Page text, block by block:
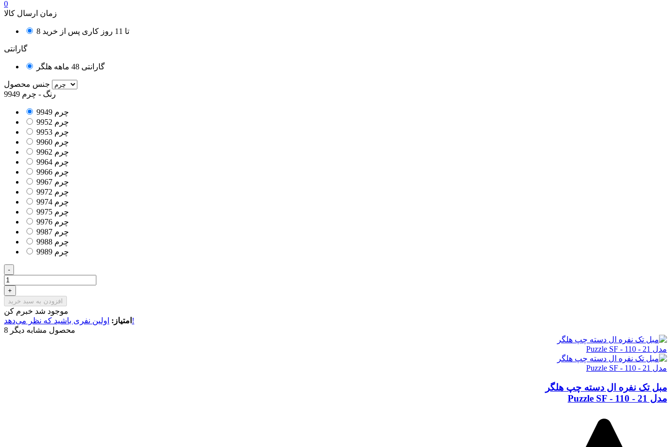
0
زمان ارسال کالا
8 تا 11 روز کاری پس از خرید
گارانتی
گارانتی 48 ماهه هلگر
جنس محصول
رنگ - چرم 9949
چرم 9949
چرم 9952
چرم 9953
چرم 9960
چرم 9962
چرم 9964
چرم 9966
چرم 9967
چرم 9972
چرم 9974
چرم 9975
چرم 9976
چرم 9987
چرم 9988
چرم 9989
-
+
افزودن به سبد خرید
موجود شد خبرم کن
امتیاز: اولین نفری باشید که نظر می‌دهد!
8 محصول مشابه دیگر
مبل تک نفره ال دسته چپ هلگر
مدل Puzzle SF - 110 - 21